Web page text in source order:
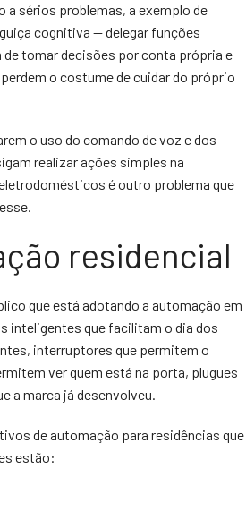
a sérios problemas, a exemplo de
cognitiva — delegar funções
tomar decisões por conta própria e
o costume de cuidar do próprio
o uso do comando de voz e dos
realizar ações simples na
é outro problema que
residencial
que está adotando a automação em
inteligentes que facilitam o dia dos
interruptores que permitem o
ver quem está na porta, plugues
a marca já desenvolveu.
de automação para residências que
estão: